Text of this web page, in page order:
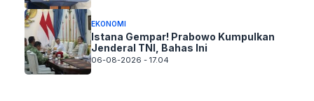
EKONOMI
Istana Gempar! Prabowo Kumpulkan
Jenderal TNI, Bahas Ini
06-08-2026 - 17.04